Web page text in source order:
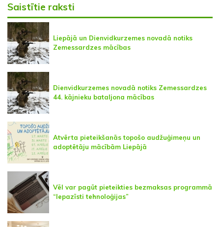
Saistītie raksti
Liepājā un Dienvidkurzemes novadā notiks
Zemessardzes mācības
Dienvidkurzemes novadā notiks Zemessardzes
44. kājnieku bataljona mācības
Atvērta pieteikšanās topošo audžuģimeņu un
adoptētāju mācībām Liepājā
Vēl var pagūt pieteikties bezmaksas programmā
“Iepazīsti tehnoloģijas”